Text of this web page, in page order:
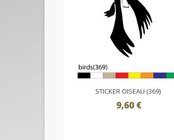
STICKER OISEAU (369)
9,60 €